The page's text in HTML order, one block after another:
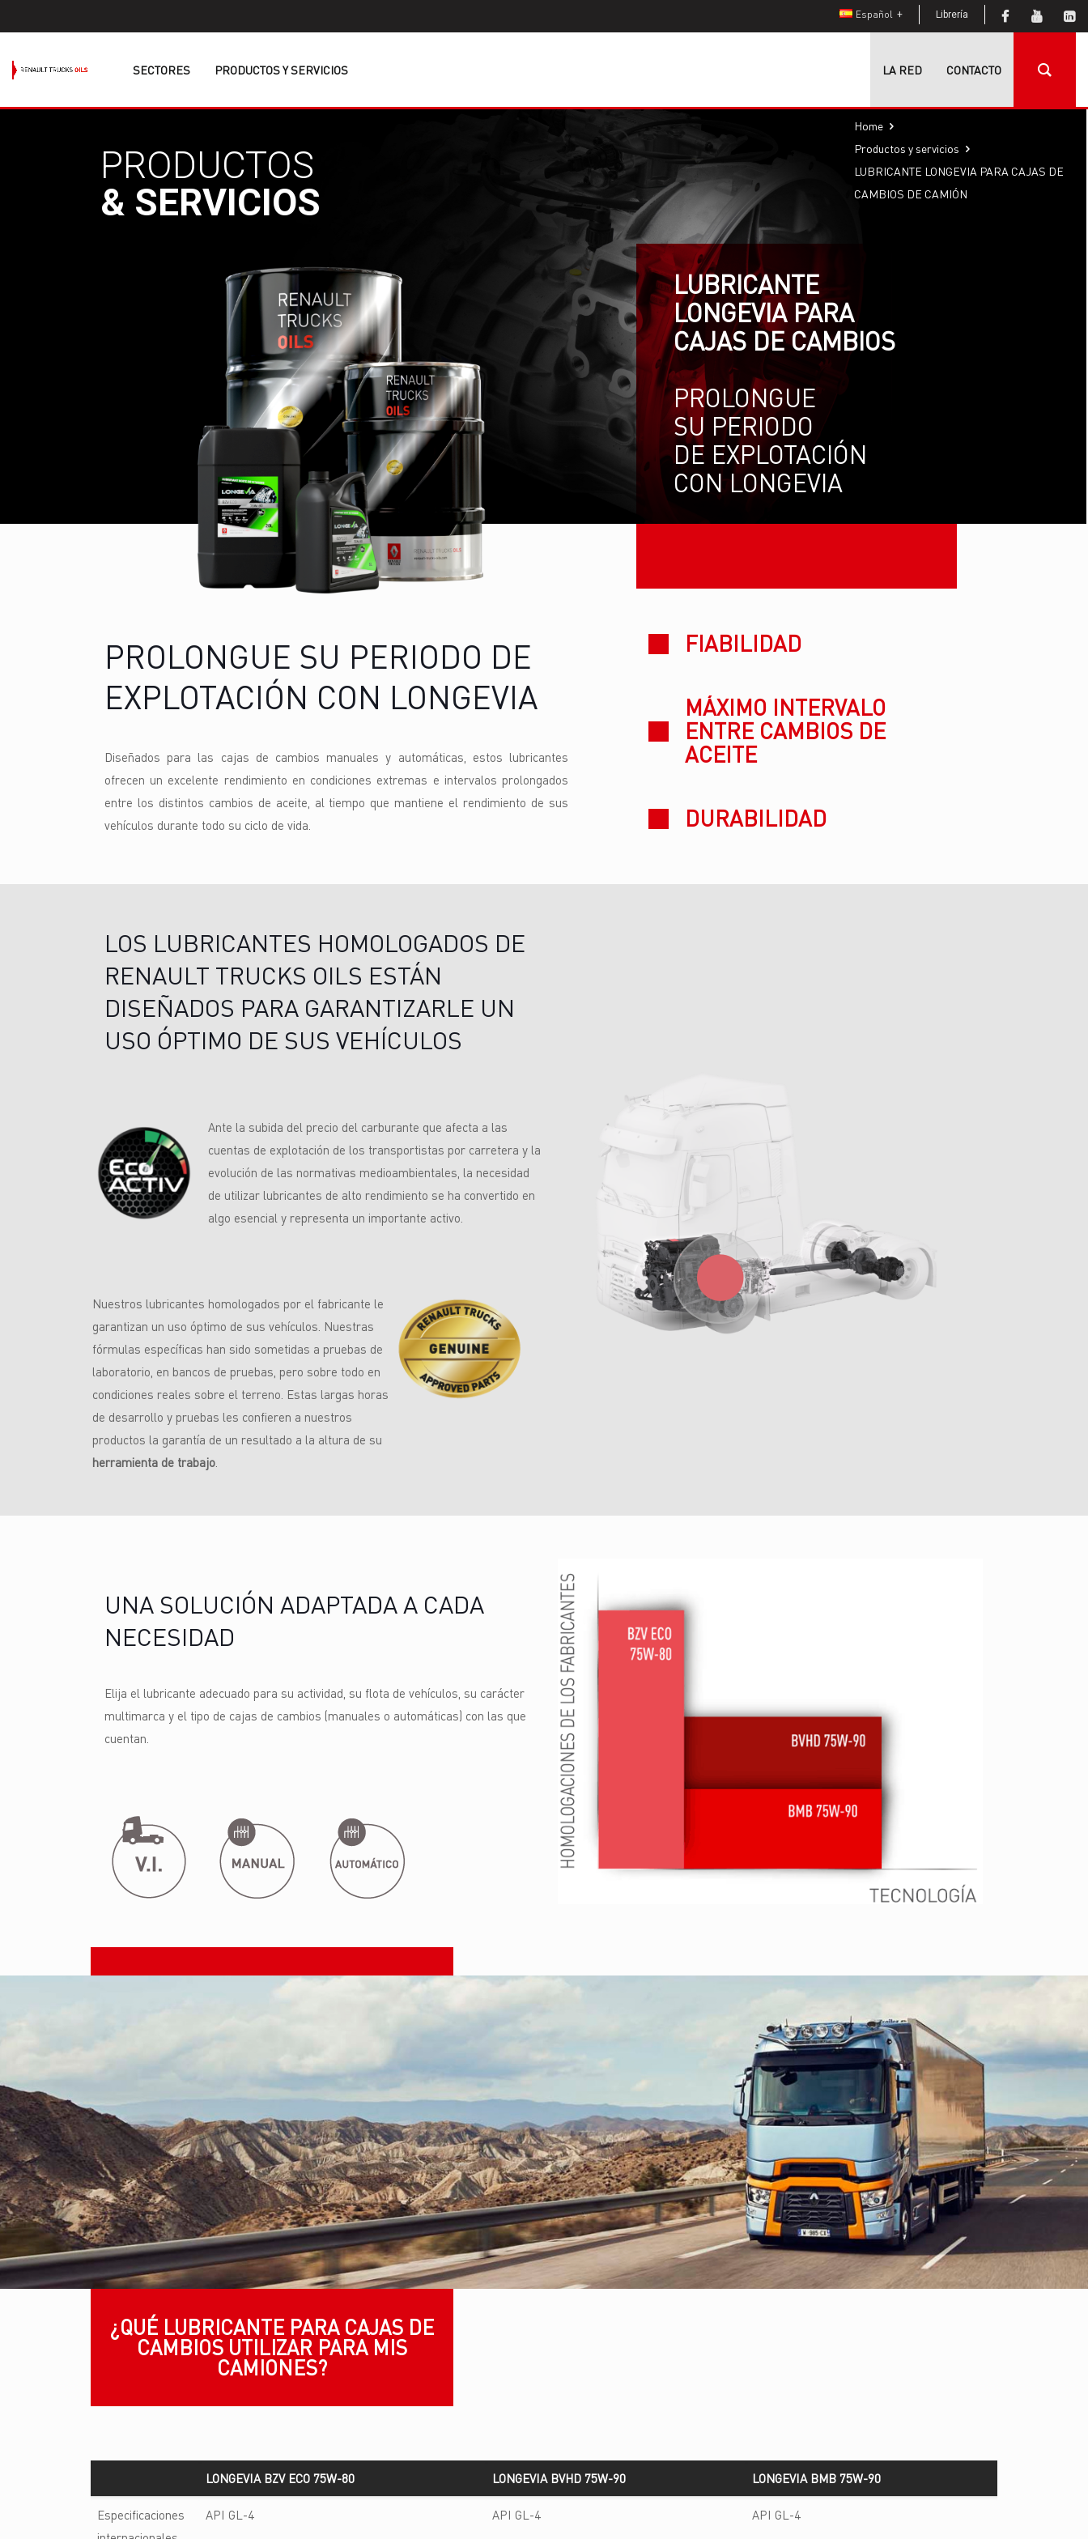
Español Librería
SECTORES PRODUCTOS Y SERVICIOS LA RED CONTACTO
Home
Productos y servicios
LUBRICANTE LONGEVIA PARA CAJAS DE
CAMBIOS DE CAMIÓN
PRODUCTOS
& SERVICIOS
LUBRICANTE
LONGEVIA PARA
CAJAS DE CAMBIOS
PROLONGUE
SU PERIODO
DE EXPLOTACIÓN
CON LONGEVIA
PROLONGUE SU PERIODO DE
EXPLOTACIÓN CON LONGEVIA
Diseñados para las cajas de cambios manuales y automáticas, estos lubricantes
ofrecen un excelente rendimiento en condiciones extremas e intervalos prolongados
entre los distintos cambios de aceite, al tiempo que mantiene el rendimiento de sus
vehículos durante todo su ciclo de vida.
FIABILIDAD
MÁXIMO INTERVALO
ENTRE CAMBIOS DE
ACEITE
DURABILIDAD
LOS LUBRICANTES HOMOLOGADOS DE
RENAULT TRUCKS OILS ESTÁN
DISEÑADOS PARA GARANTIZARLE UN
USO ÓPTIMO DE SUS VEHÍCULOS
Ante la subida del precio del carburante que afecta a las
cuentas de explotación de los transportistas por carretera y la
evolución de las normativas medioambientales, la necesidad
de utilizar lubricantes de alto rendimiento se ha convertido en
algo esencial y representa un importante activo.
Nuestros lubricantes homologados por el fabricante le
garantizan un uso óptimo de sus vehículos. Nuestras
fórmulas específicas han sido sometidas a pruebas de
laboratorio, en bancos de pruebas, pero sobre todo en
condiciones reales sobre el terreno. Estas largas horas
de desarrollo y pruebas les confieren a nuestros
productos la garantía de un resultado a la altura de su
herramienta de trabajo
UNA SOLUCIÓN ADAPTADA A CADA
NECESIDAD
Elija el lubricante adecuado para su actividad, su flota de vehículos, su carácter
multimarca y el tipo de cajas de cambios (manuales o automáticas) con las que
cuentan.
¿QUÉ LUBRICANTE PARA CAJAS DE
CAMBIOS UTILIZAR PARA MIS
CAMIONES?
LONGEVIA BZV ECO 75W-80 LONGEVIA BVHD 75W-90
LONGEVIA BMB 75W-90
Especificaciones
API GL-4 API GL-4 API GL-4